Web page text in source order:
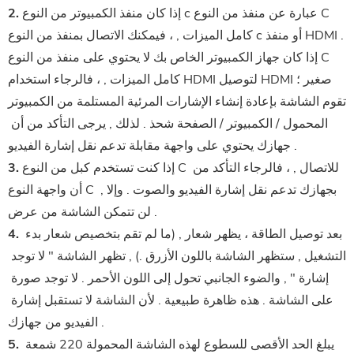
2.
كامل الميزات , ، فيمكنك الاتصال بمنفذ من النوع c أو منفذ HDMI .
إذا كان جهاز الكمبيوتر الخاص بك لا يحتوي على منفذ من النوع C
كامل الميزات , ، فالرجاء استخدام HDMI لتوصيل HDMI صغير ؛
تقوم الشاشة بإعادة إنشاء الإشارات المرئية المستلمة من الكمبيوتر
المحمول / الكمبيوتر / الصفحة
جهازك يحتوي على واجهة مقابلة تدعم نقل إشارة الفيديو .
3.
أن واجهة النوع C بجهازك تدعم نقل إشارة الفيديو والصوت . وإلا ,
لن تتمكن الشاشة من عرض .
4.
الفيديو من جهازك .
5.